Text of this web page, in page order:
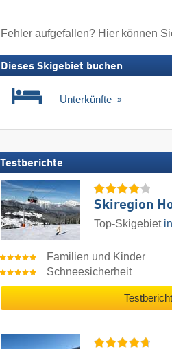
Fehler aufgefallen? Hier können
Dieses Skigebiet buchen
Unterkünfte
Testberichte
Skiregion
Top-Skigebiet
Familien und Kinder
Schneesicherheit
Testbericht